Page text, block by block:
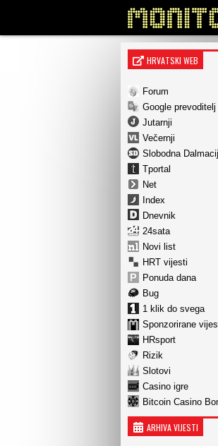
HRVATSKI WEB
Forum
Google prevoditelj
Jutarnji
Večernji
Slobodna
Tportal
Net
Index
Dnevnik
24sata
Novi list
HRT vijesti
Ponuda dana
Bug
1 klik do svega
Sponzorirane
HRsport
Rizik
Slotovi
Casino igre
Bitcoin Casino
ARHIVA VIJESTI